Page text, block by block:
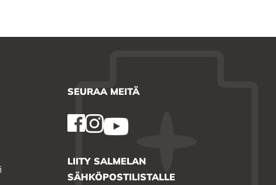
SEURAA MEITÄ
LIITY SALMELAN
SÄHKÖPOSTILISTALLE